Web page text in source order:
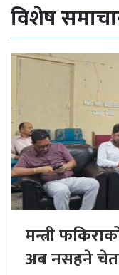
विशेष
मन्त्री
अब नसहने